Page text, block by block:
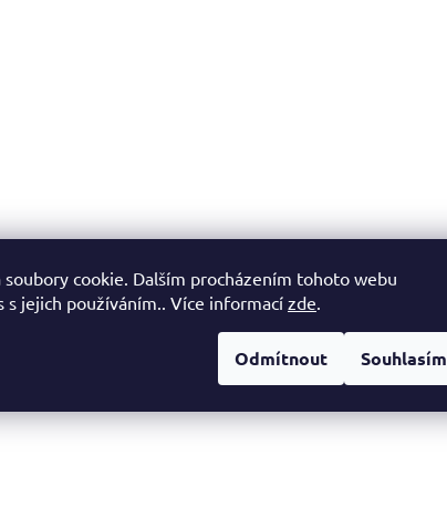
cookie. Dalším procházením tohoto webu
s jejich používáním.. Více informacízde.
Odmítnout Souhlasím